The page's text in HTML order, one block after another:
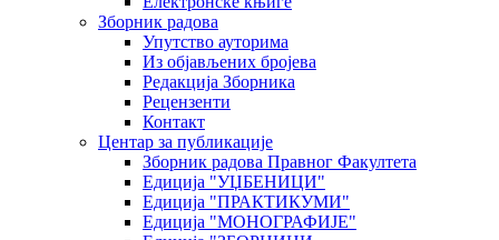
Зборник радова
Упутство ауторима
Из објављених бројева
Редакција Зборника
Рецензенти
Контакт
Центар за публикације
Зборник радова Правног Факултета
Едиција "УЏБЕНИЦИ"
Едиција "ПРАКТИКУМИ"
Едиција "МОНОГРАФИЈЕ"